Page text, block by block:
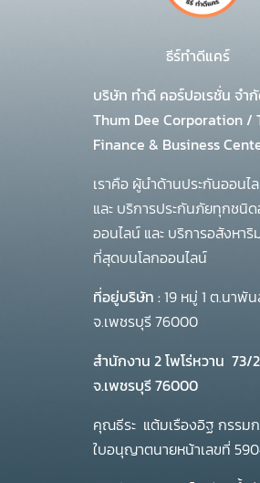
ธีร์ทำดีแคร์
บริษัท ทำดี คอร์ปอเรชั่น จำ
Thum Dee Corporation /
Finance & Business
เราคือ ผู้นำด้านประกันออนไ
และ บริการประกันภัยทุกชนิ
ออนไลน์ และ บริการอสังหา
ที่สุดบนโลกออนไลน์
ที่อยู่บริษัท :19 หมู่ 1 ต.นาพั
จ.เพชรบุรี 76000
สำนักงาน 2 โพโร่หวาน 73/
จ.เพชรบุรี 76000
คุณธีระ แต้มเรืองอิฐ กรรม
ใบอนุญาตนายหน้าเลขที่